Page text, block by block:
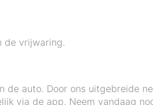
de vrijwaring.
de auto. Door ons uitgebreide
via de app. Neem vandaag